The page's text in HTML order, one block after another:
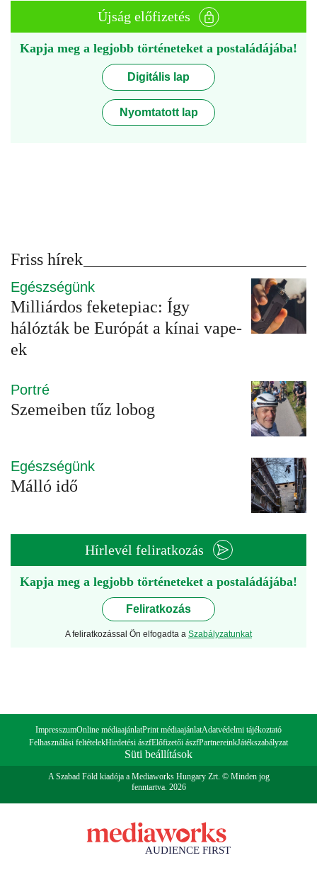
Újság előfizetés
Kapja meg a legjobb történeteket a postaládájába!
Digitális lap
Nyomtatott lap
Friss hírek
Egészségünk
Milliárdos feketepiac: Így
hálózták be Európát a kínai vape-
ek
Portré
Szemeiben tűz lobog
Egészségünk
Málló idő
Hírlevél feliratkozás
Kapja meg a legjobb történeteket a postaládájába!
Feliratkozás
A feliratkozással Ön elfogadta a Szabályzatunkat
ImpresszumOnline médiaajánlatPrint médiaajánlatAdatvédelmi tájékoztató
Felhasználási feltételekHirdetési ászfElőfizetői ászfPartnereinkJátékszabályzat
Süti beállítások
A Szabad Föld kiadója a Mediaworks Hungary Zrt. © Minden jog
fenntartva. 2026